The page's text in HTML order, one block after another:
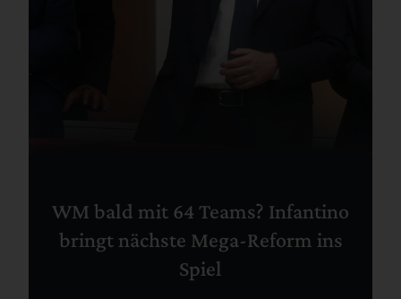
WM bald mit 64 Teams? Infantino
bringt nächste Mega-Reform ins
Spiel